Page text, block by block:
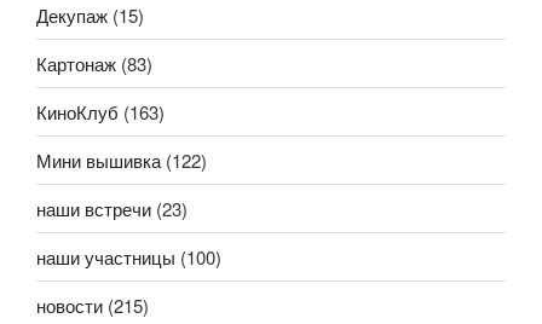
Декупаж (15)
Картонаж (83)
КиноКлуб (163)
Мини вышивка (122)
наши встречи (23)
наши участницы (100)
новости (215)